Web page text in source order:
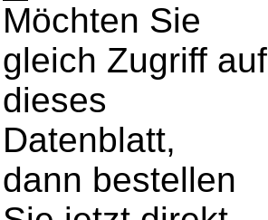
Möchten Sie
gleich Zugriff auf
dieses
Datenblatt,
dann bestellen